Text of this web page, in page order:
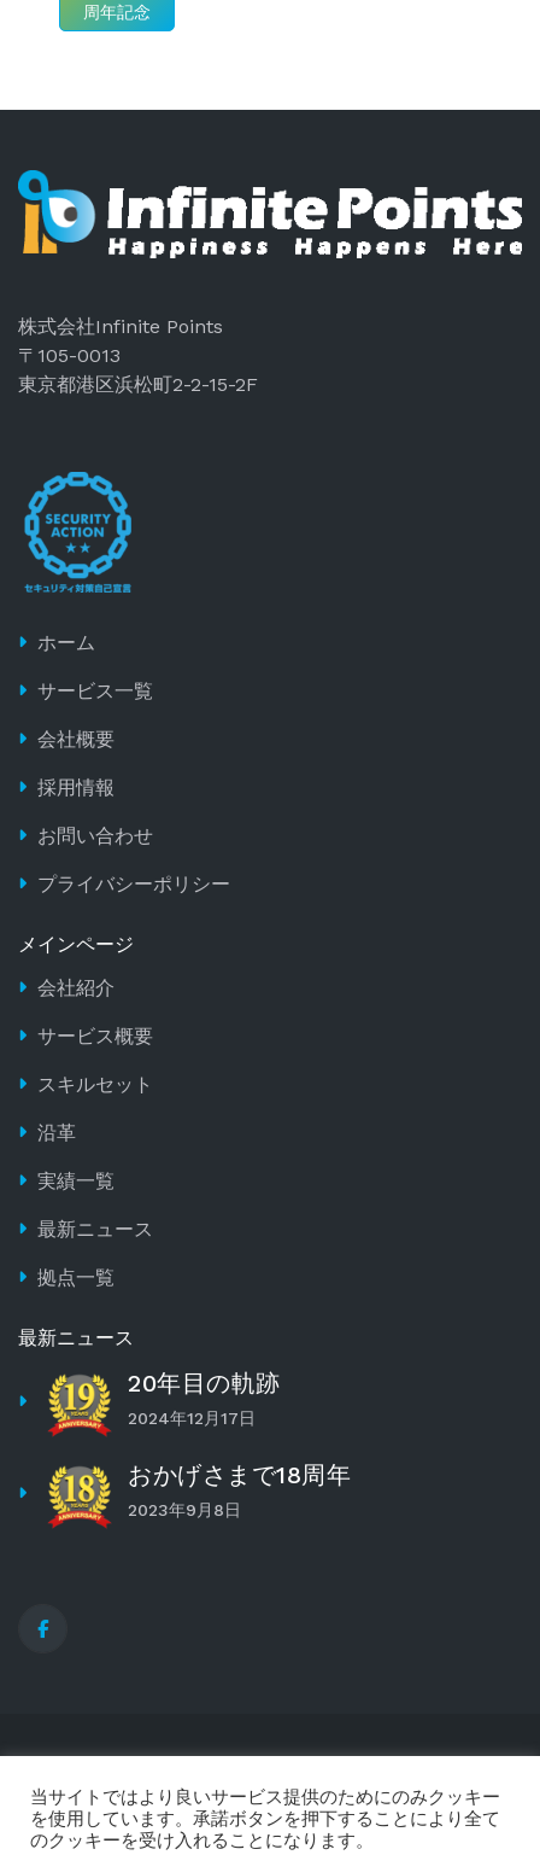
周年記念
株式会社Infinite Points
〒105-0013
東京都港区浜松町2-2-15-2F
ホーム
サービス一覧
会社概要
採用情報
お問い合わせ
プライバシーポリシー
メインページ
会社紹介
サービス概要
スキルセット
沿革
実績一覧
最新ニュース
拠点一覧
最新ニュース
20年目の軌跡
2024年12月17日
おかげさまで18周年
2023年9月8日
当サイトではより良いサービス提供のためにのみクッキー
を使用しています。承諾ボタンを押下することにより全て
のクッキーを受け入れることになります。